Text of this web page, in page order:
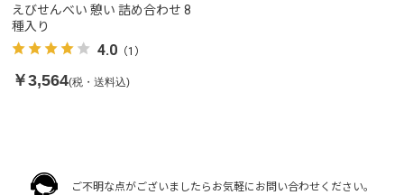
えびせんべい 憩い 詰め合わせ 8
種入り
4.0 （1）
￥3,564(税・送料込)
ご不明な点がございましたらお気軽にお問い合わせください。